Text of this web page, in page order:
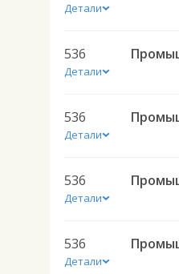
Детали
536
Детали
536
Детали
536
Детали
536
Детали